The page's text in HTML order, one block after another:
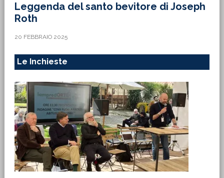
Leggenda del santo bevitore di Joseph
Roth
20 FEBBRAIO 2025
Le Inchieste